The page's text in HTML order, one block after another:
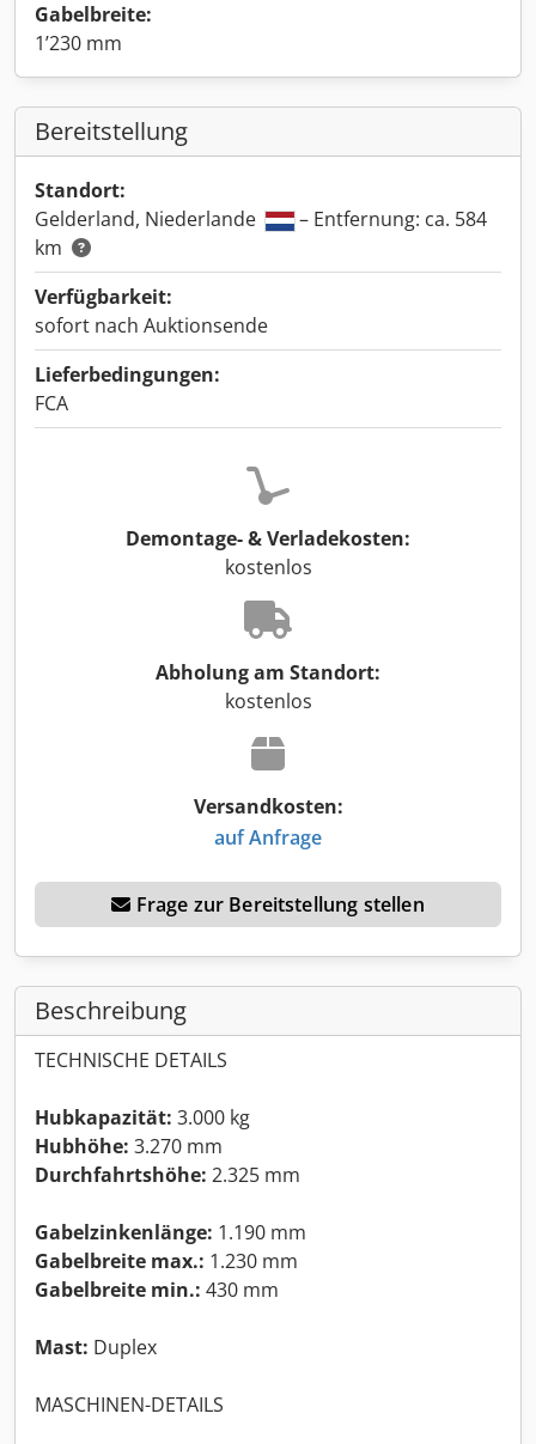
Gabelbreite:
1’230 mm
Bereitstellung
Standort:
Gelderland, Niederlande
– Entfernung: ca. 584
km
Verfügbarkeit:
sofort nach Auktionsende
Lieferbedingungen:
FCA
Demontage- & Verladekosten:
kostenlos
Abholung am Standort:
kostenlos
Versandkosten:
auf Anfrage
Frage zur Bereitstellung stellen
Beschreibung
TECHNISCHE DETAILS
Hubkapazität: 3.000 kg
Hubhöhe: 3.270 mm
Durchfahrtshöhe: 2.325 mm
Gabelzinkenlänge: 1.190 mm
Gabelbreite max.: 1.230 mm
Gabelbreite min.: 430 mm
Mast: Duplex
MASCHINEN-DETAILS